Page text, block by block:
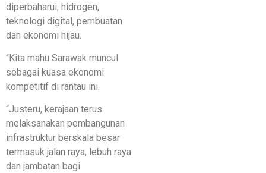
diperbaharui, hidrogen,
teknologi digital, pembuatan
dan ekonomi hijau.
“Kita mahu Sarawak muncul
sebagai kuasa ekonomi
kompetitif di rantau ini.
“Justeru, kerajaan terus
melaksanakan pembangunan
infrastruktur berskala besar
termasuk jalan raya, lebuh raya
dan jambatan bagi